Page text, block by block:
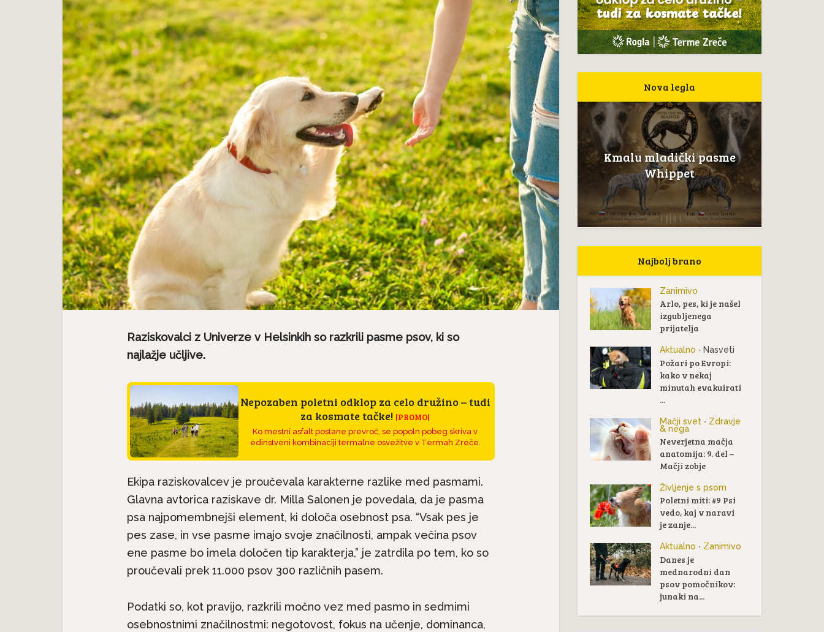
Raziskovalci z Univerze v Helsinkih so razkrili pasme psov, ki so
najlažje učljive.
Nepozaben poletni odklop za celo družino – tudi
za kosmate tačke! |PROMO|
Ko mestni asfalt postane prevroč, se popoln pobeg skriva v
edinstveni kombinaciji termalne osvežitve v Termah Zreče.
Ekipa raziskovalcev je proučevala karakterne razlike med pasmami.
Glavna avtorica raziskave dr. Milla Salonen je povedala, da je pasma
psa najpomembnejši element, ki določa osebnost psa. “Vsak pes je
pes zase, in vse pasme imajo svoje značilnosti, ampak večina psov
ene pasme bo imela določen tip karakterja,” je zatrdila po tem, ko so
proučevali prek 11.000 psov 300 različnih pasem.
Podatki so, kot pravijo, razkrili močno vez med pasmo in sedmimi
osebnostnimi značilnostmi: negotovost, fokus na učenje, dominanca,
Nova legla
Kmalu mladički pasme
Whippet
Najbolj brano
Zanimivo
Arlo, pes, ki je našel
izgubljenega
prijatelja
Aktualno • Nasveti
Požari po Evropi:
kako v nekaj
minutah evakuirati
...
Mačji svet • Zdravje
& nega
Neverjetna mačja
anatomija: 9. del –
Mačji zobje
Življenje s psom
Poletni miti: #9 Psi
vedo, kaj v naravi
je zanje...
Aktualno • Zanimivo
Danes je
mednarodni dan
psov pomočnikov:
junaki na...